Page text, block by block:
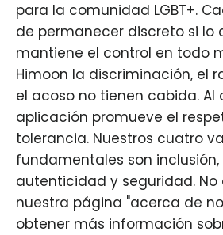
para la comunidad LGBT+.
de permanecer discreto si lo
mantiene el control en todo
Himoon la discriminación, el
el acoso no tienen cabida. Al
aplicación promueve el
tolerancia. Nuestros cuatro
fundamentales son
autenticidad y seguridad. No
nuestra página "acerca de
obtener más información